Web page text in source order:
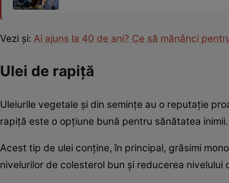
Vezi şi: Ai ajuns la 40 de ani? Ce să mănânci
Ulei de rapiţă
Uleiurile vegetale și din semințe au o reputație
rapiță este o opțiune bună pentru sănătatea inimii.
Acest tip de ulei conține, în principal, grăsimi
nivelurilor de colesterol bun şi reducerea nivelului